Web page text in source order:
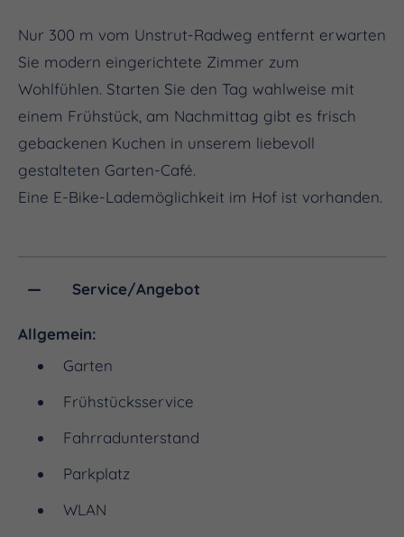
Nur 300 m vom Unstrut-Radweg entfernt erwarten
Sie modern eingerichtete Zimmer zum
Wohlfühlen. Starten Sie den Tag wahlweise mit
einem Frühstück, am Nachmittag gibt es frisch
gebackenen Kuchen in unserem liebevoll
gestalteten Garten-Café.
Eine E-Bike-Lademöglichkeit im Hof ist vorhanden.
Service/Angebot
Allgemein:
Garten
Frühstücksservice
Fahrradunterstand
Parkplatz
WLAN